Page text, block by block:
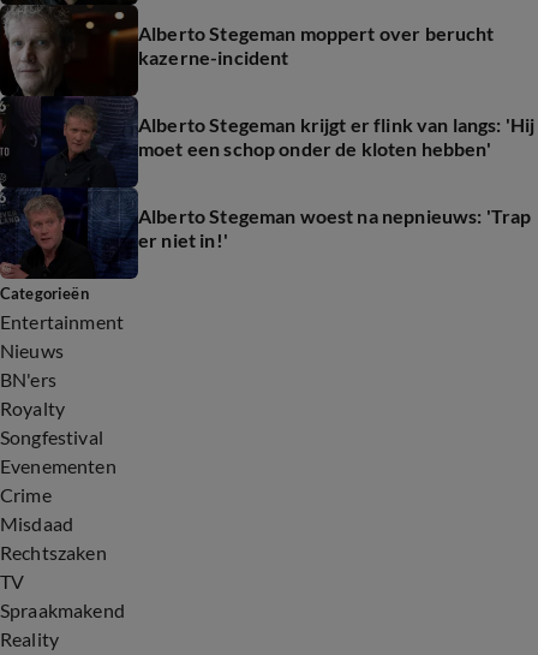
Alberto Stegeman moppert over berucht
kazerne-incident
Alberto Stegeman krijgt er flink van langs: 'Hij
moet een schop onder de kloten hebben'
Alberto Stegeman woest na nepnieuws: 'Trap
er niet in!'
Categorieën
Entertainment
Nieuws
BN'ers
Royalty
Songfestival
Evenementen
Crime
Misdaad
Rechtszaken
TV
Spraakmakend
Reality